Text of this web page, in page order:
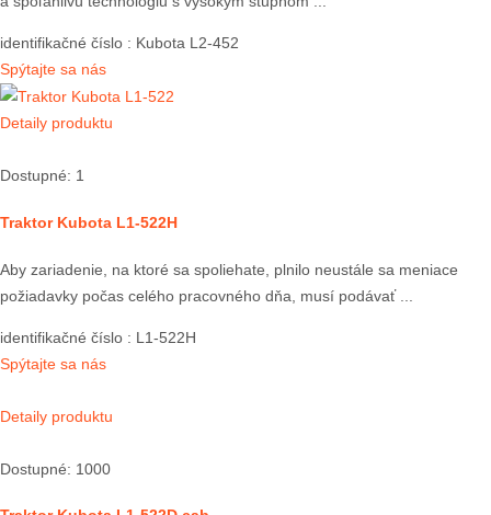
identifikačné číslo : Kubota L2-452
Spýtajte sa nás
Detaily produktu
Dostupné: 1
Traktor Kubota L1-522H
Aby zariadenie, na ktoré sa spoliehate, plnilo neustále sa meniace
požiadavky počas celého pracovného dňa, musí podávať ...
identifikačné číslo : L1-522H
Spýtajte sa nás
Detaily produktu
Dostupné: 1000